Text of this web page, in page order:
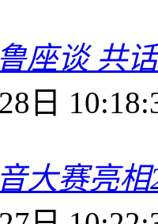
座谈 共
日
大赛亮